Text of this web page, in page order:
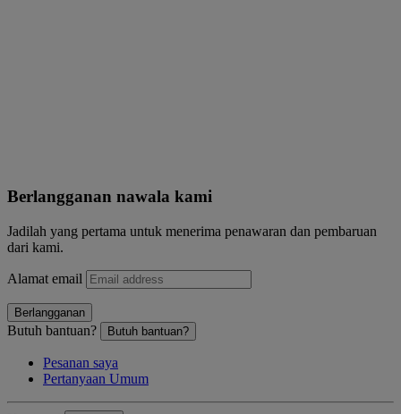
Berlangganan nawala kami
Jadilah yang pertama untuk menerima penawaran dan pembaruan
dari kami.
Alamat email
Berlangganan
Butuh bantuan? Butuh bantuan?
Pesanan saya
Pertanyaan Umum